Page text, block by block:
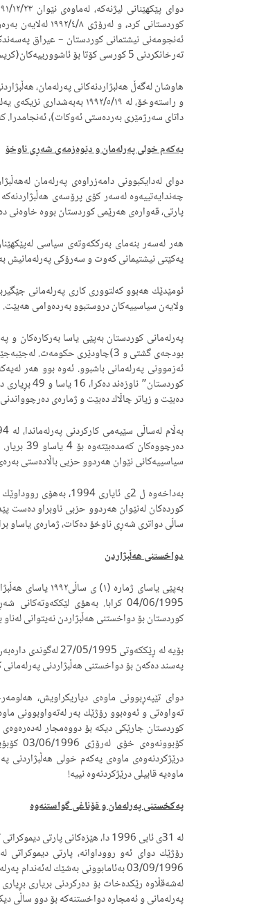
ته‌رخانكردنی 5 كورسی كۆتا بۆ ئاشوورییه‌كان(كریستیانه‌كان) به‌ سه‌رجه‌م پێكهاته‌كانییه‌وه‌، ته‌نها بۆ ئه‌م خوله‌ی هه‌ڵبژاردن..
هاوشان له‌گه‌ڵ هه‌لبژاردنه‌كانى په‌رله‌مان،
و راسته‌وخۆ، له‌ ١٩٩٢/٥/١٩
داتای سه‌رژمێری به‌رده‌ستی ئه‌وكات)، ئه‌نجامدرا.
یه‌كه‌م خولی په‌رله‌مان و دێوه‌زمه‌ی شه‌ڕی ناوخۆ
چه‌ندایه‌تییه‌وه‌ له‌سه‌ر كۆی پرۆسه‌ی
پارتی، قه‌واره‌ی هه‌رێمی كوردستان بووه‌ خاوه‌نی
هه‌ر له‌سه‌ر بنه‌مای به‌رككه‌وته‌ی سیاسی
یه‌كێتی نیشتیمانی كه‌وت و سه‌رۆكی په‌رله‌مانیش
ئومێدێك هه‌بوو كه‌لتووری كاری په‌رله‌مانی
ولایه‌ن سیاسییه‌كان دروستبوو به‌رده‌وامی هه‌بێت.
بودجه‌ی گشتی و 3)چاودێری
ئه‌زموونی په‌رله‌مانی باشبوو. ئه‌وه‌ بوو هه‌ر
ده‌بێت و زیاتر چاڵاك ده‌بێت و ژماره‌ی ده‌رچوواندنی یاساكان
سیاسییه‌كانی نێوان هه‌ردوو حزبی باڵاده‌ستی
به‌داخه‌وه‌ ل 2ی ئایاری
ساڵی دواتری شه‌ڕی ناوخۆ ده‌كات، ژماره‌ی یاساو
دواخستنی هه‌ڵبژاردن
به‌پێی یاساى
04/06/1995 كرابا. به‌هۆی
كوردستان بۆ دواخستنی هه‌ڵبژاردن نه‌یتوانی
په‌سند ده‌كه‌ن بۆ دواخستنی هه‌ڵبژاردنی
دوای تێپه‌ڕبوونی ماوه‌ی دیاریكراویش،
كوردستان جارێكی دیكه‌ بۆ دووه‌مجار
ماوه‌یه‌ قابیلی درێژكردنه‌وه‌ نییه‌!
په‌كخستنی په‌رله‌مان و قۆناغی گواستنه‌وه‌
له‌ 31ی ئابی 1996 دا، هێزه‌كانی
رۆژێك دوای ئه‌و رووداوانه‌، پارتی
03/09/1996 به‌ئامابوونی به‌شێك
په‌رله‌مانی و ئه‌مجاره‌ دواخستنه‌كه‌ بۆ دوو ساڵی دیكه‌ بوو